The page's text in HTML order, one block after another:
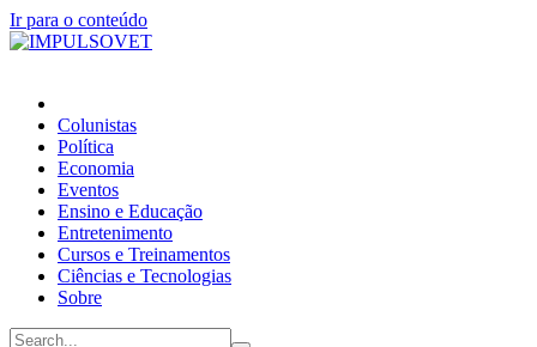
Ir para o conteúdo
Colunistas
Política
Economia
Eventos
Ensino e Educação
Entretenimento
Cursos e Treinamentos
Ciências e Tecnologias
Sobre